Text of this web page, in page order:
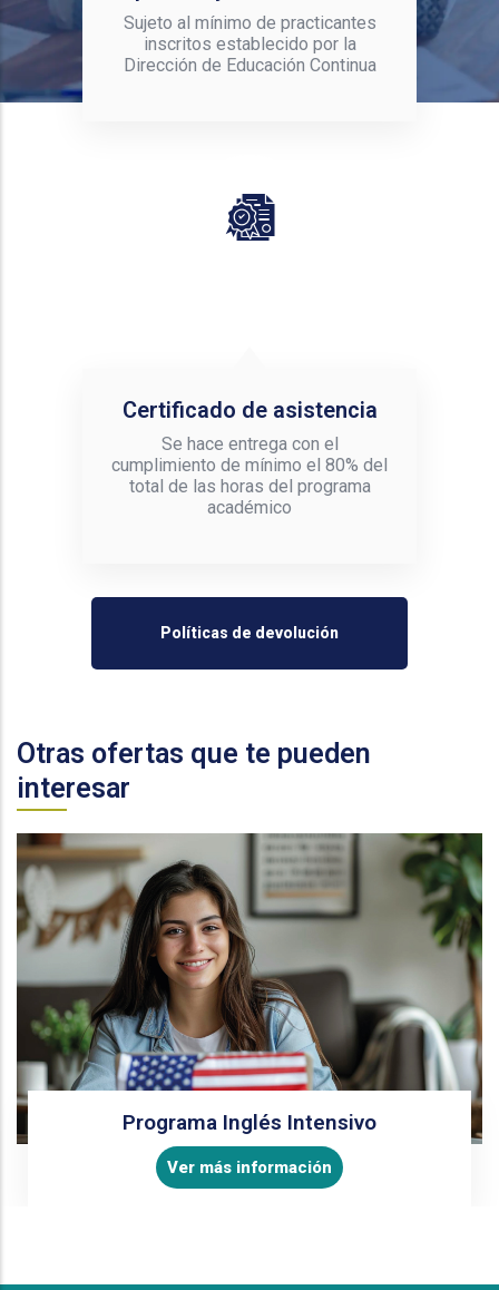
Sujeto al mínimo de practicantes
inscritos establecido por la
Dirección de Educación Continua
Certificado de asistencia
Se hace entrega con el
cumplimiento de mínimo el 80% del
total de las horas del programa
académico
Políticas de devolución
Otras ofertas que te pueden
interesar
Programa Inglés Intensivo
Ver más información